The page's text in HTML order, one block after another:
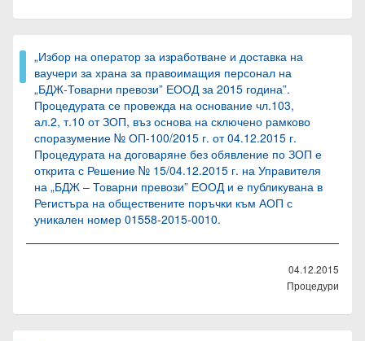
„Избор на оператор за изработване и доставка на
ваучери за храна за правоимащия персонал на
„БДЖ-Товарни превози” ЕООД за 2015 година”.
Процедурата се провежда на основание чл.103,
ал.2, т.10 от ЗОП, въз основа на сключено рамково
споразумение № ОП-100/2015 г. от 04.12.2015 г.
Процедурата на договаряне без обявление по ЗОП е
открита с Решение № 15/04.12.2015 г. на Управителя
на „БДЖ – Товарни превози” ЕООД и е публикувана в
Регистъра на обществените поръчки към АОП с
уникален номер 01558-2015-0010.
04.12.2015
Процедури